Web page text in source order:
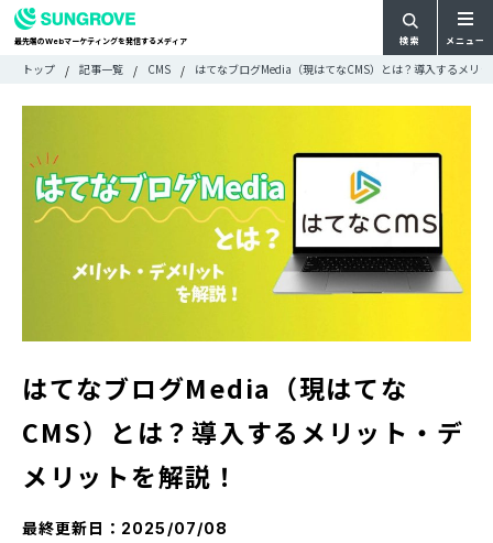
最先端のWebマーケティングを発信するメディア 検索 メニュー
ー
一
覧
カテゴリで探す
TAG
タグで探す
WRITER
FEATURE
特集
DOCUMENT
お問い合わせ
広告掲載に関するお問い合わせ
検
検
トップ 記事一覧 CMS はてなブログMedia（現はてなCMS）とは？導入するメリ
はてなブログMedia（現はてな
CMS）とは？導入するメリット・デ
メリットを解説！
最終更新日： 2025/07/08